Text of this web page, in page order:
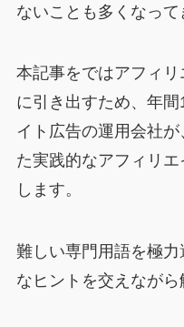
ないことも多くなって
本記事をではアフィ
に引き出すため、年
イト広告の運用会社
た実践的なアフィリ
します。
難しい専門用語を極
なヒントを交えながら